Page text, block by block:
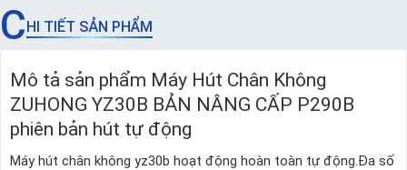
CHI TIẾT SẢN PHẨM
Mô tả sản phẩm Máy Hút Chân Không
ZUHONG YZ30B BẢN NÂNG CẤP P290B
phiên bản hút tự động
Máy hút chân không yz30b hoạt động hoàn toàn tự động.Đa số